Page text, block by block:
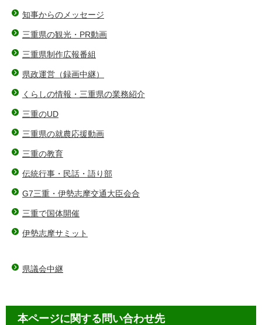
知事からのメッセージ
三重県の観光・PR動画
三重県制作広報番組
県政運営（録画中継）
くらしの情報・三重県の業務紹介
三重のUD
三重県の就農応援動画
三重の教育
伝統行事・民話・語り部
G7三重・伊勢志摩交通大臣会合
三重で国体開催
伊勢志摩サミット
県議会中継
本ページに関する問い合わせ先